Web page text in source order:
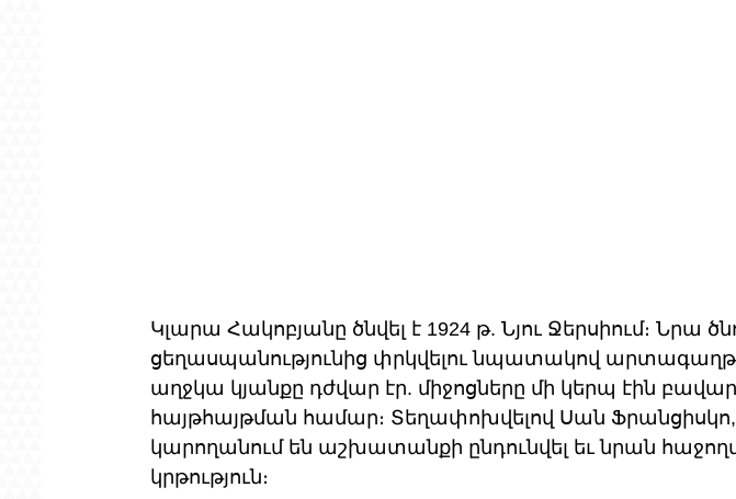
Կլարա Հակոբյանը ծնվել է 1924 թ. Նյու Ջերսիում։ Նրա
ցեղասպանությունից փրկվելու նպատակով
աղջկա կյանքը դժվար էր. միջոցները մի կերպ էին
հայթհայթման համար։ Տեղափոխվելով Սան
կարողանում են աշխատանքի ընդունվել եւ նրան
կրթություն։